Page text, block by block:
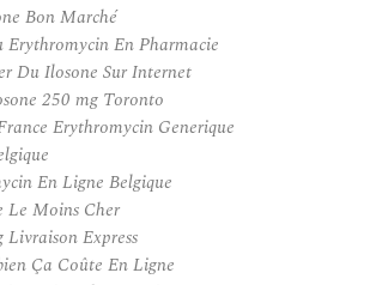
Bon Marché
En Pharmacie
Du Ilosone Sur Internet
250 mg Toronto
Erythromycin Generique
En Ligne Belgique
Le Moins Cher
Express
Ça Coûte En Ligne